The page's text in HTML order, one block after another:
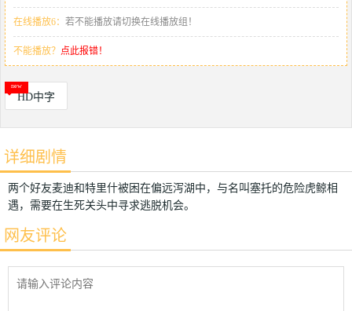
在线播放6： 若不能播放请切换在线播放组！
不能播放？ 点此报错！
HD中字
详细剧情
两个好友麦迪和特里什被困在偏远泻湖中，与名叫塞托的危险虎鲸相
遇，需要在生死关头中寻求逃脱机会。
网友评论